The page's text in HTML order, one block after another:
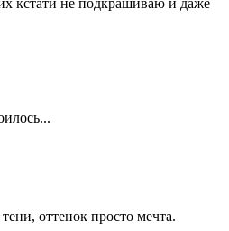
оттенок просто мечта.